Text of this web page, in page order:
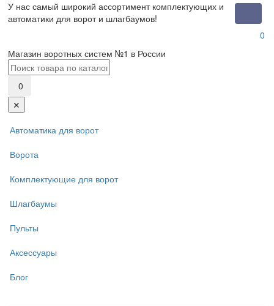
У нас самый широкий ассортимент комплектующих и
автоматики для ворот и шлагбаумов!
0
Магазин воротных систем №1 в России
0
✕
Автоматика для ворот
Ворота
Комплектующие для ворот
Шлагбаумы
Пульты
Аксессуары
Блог